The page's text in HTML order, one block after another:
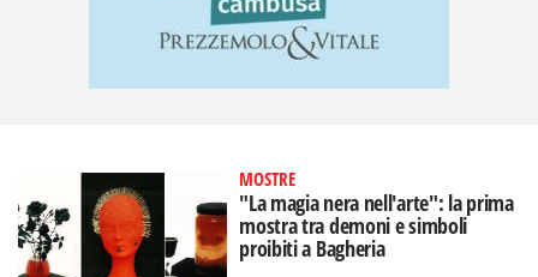
MOSTRE
"La magia nera nell'arte": la prima
mostra tra demoni e simboli
proibiti a Bagheria